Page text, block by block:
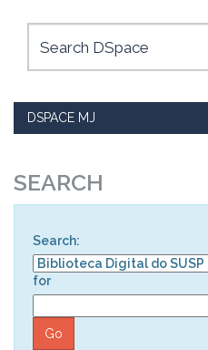
DSPACE MJ
SEARCH
Search:
for